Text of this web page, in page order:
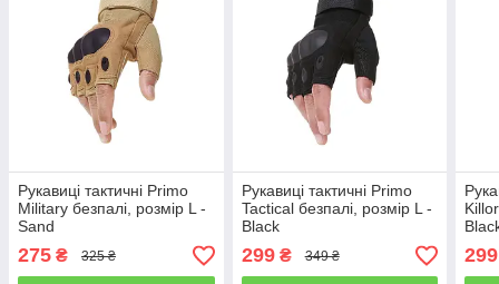
Рукавиці тактичні Primo
Military безпалі, розмір L -
Sand
275 ₴ 325 ₴
Рукавиці тактичні Primo
Tactical безпалі, розмір L -
Black
299₴ 349 ₴ 299